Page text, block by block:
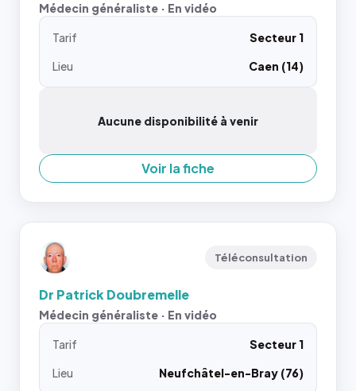
Médecin généraliste · En vidéo
Tarif
Secteur 1
Lieu
Caen (14)
Aucune disponibilité à venir
Voir la fiche
Téléconsultation
Dr Patrick Doubremelle
Médecin généraliste · En vidéo
Tarif
Secteur 1
Lieu
Neufchâtel-en-Bray (76)